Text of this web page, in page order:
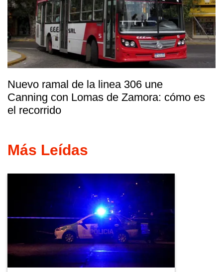
Nuevo ramal de la linea 306 une
Canning con Lomas de Zamora: cómo es
el recorrido
Más Leídas